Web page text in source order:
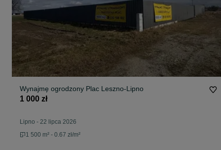
Wynajmę ogrodzony Plac Leszno-Lipno
1 000 zł
Lipno - 22 lipca 2026
1 500 m² - 0.67 zł/m²